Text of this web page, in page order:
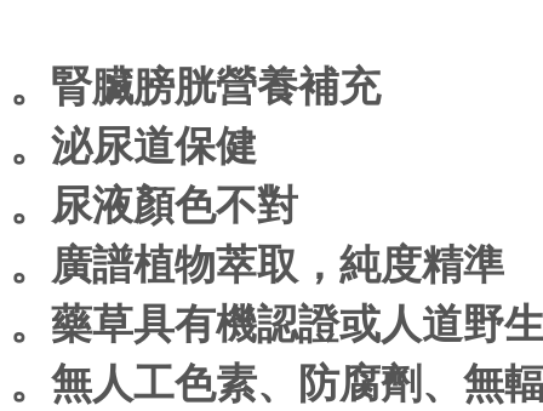
。腎臟膀胱營養補充
。泌尿道保健
。尿液顏色不對
。廣譜植物萃取，純度精準
。藥草具有機認證或人道野
。無人工色素、防腐劑、無